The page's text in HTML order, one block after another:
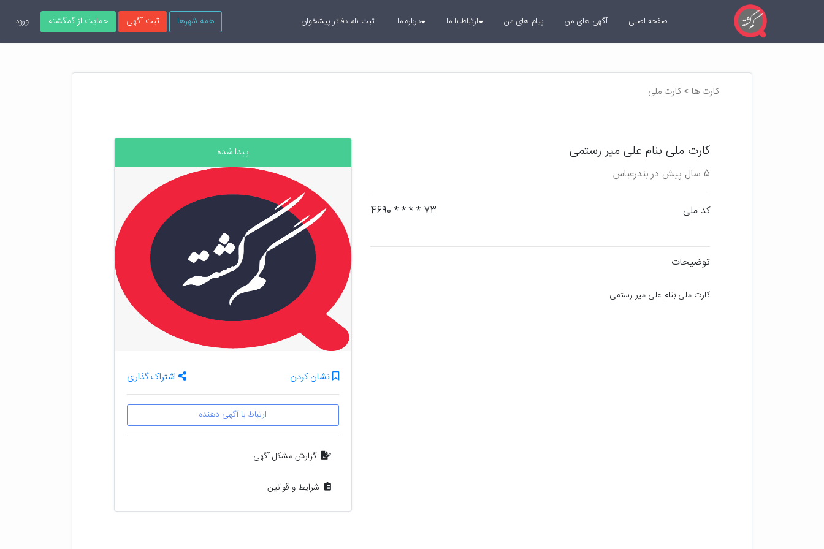
همه شهرها ثبت آگهی حمایت از گمگشته ورود صفحه اصلی آگهی های من پیام های من ارتباط با ما درباره ما ثبت نام دفاتر پیشخوان
کارت ها > کارت ملی
کارت ملی بنام علی میر رستمی
5 سال پیش در بندرعباس
کد ملی 73 * * * * 4690
توضیحات
کارت ملی بنام علی میر رستمی
پیدا شده
نشان کردن اشتراک گذاری
ارتباط با آگهی دهنده
گزارش مشکل آگهی
شرایط و قوانین